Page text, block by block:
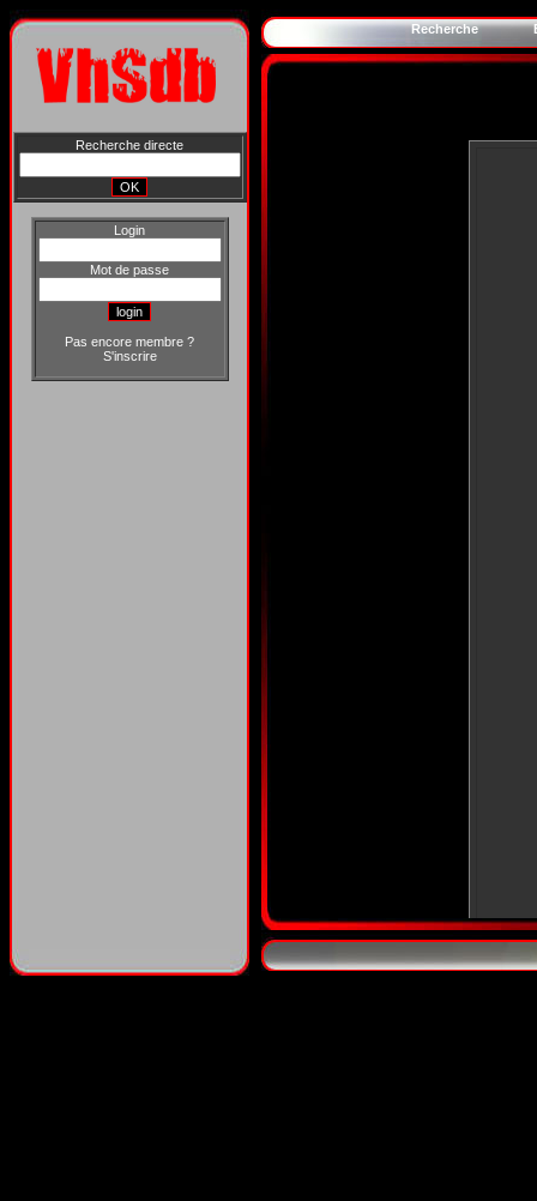
Recherche directe
Login
Mot de passe
Pas encore membre ?
S'inscrire
Recherche